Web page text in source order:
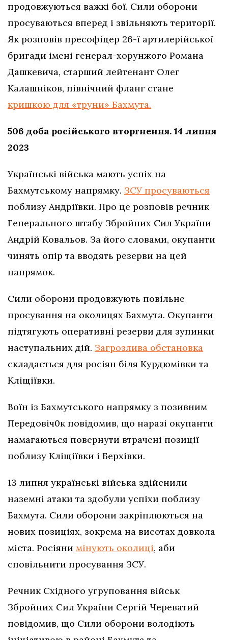
продовжуються важкі бої. Сили оборони
просуваються вперед і звільняють території.
Як розповів пресофіцер 26-ї артилерійської
бригади імені генерал-хорунжого Романа
Дашкевича, старший лейтенант Олег
Калашніков, північний фланг стане
кришкою для «труни» Бахмута.
506 доба російського вторгнення. 14 липня
2023
Українські війська мають успіх на
Бахмутському напрямку. ЗСУ просуваються
поблизу Андріївки. Про це розповів речник
Генерального штабу Збройних Сил України
Андрій Ковальов. За його словами, окупанти
чинять опір та вводять резерви на цей
напрямок.
Сили оборони продовжують повільне
просування на околицях Бахмута. Окупанти
підтягують оперативні резерви для зупинки
наступальних дій. Загрозлива обстановка
складається для росіян біля Курдюмівки та
Кліщіївки.
Воїн із Бахмутського напрямку з позивним
Передовіч0к повідомив, що наразі окупанти
намагаються повернути втрачені позиції
поблизу Кліщіївки і Берхівки.
13 липня українські війська здійснили
наземні атаки та здобули успіхи поблизу
Бахмута. Сили оборони закріплюються на
нових позиціях, зокрема на висотах довкола
міста. Росіяни мінують околиці, аби
сповільнити просування ЗСУ.
Речник Східного угруповання військ
Збройних Сил України Сергій Череватий
повідомив, що Сили оборони володіють